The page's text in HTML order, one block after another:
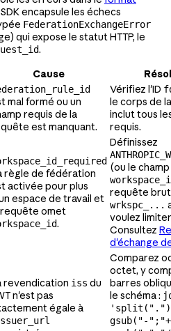
encapsule les échecs
FederationExchangeError
qui expose le statut HTTP, le
.
Cause
mal formé ou un
requis de la
est manquant.
Vérifiez l'ID
le corps de
inclut tous
requis.
règle de fédération
activée pour plus
espace de travail et
requête omet
.
Définissez
(ou le
requête
wrkspc_...
voulez
Consultez
d'échange
revendication iss du
n'est pas
égale à
Comparez
octet, y
barres
le schéma :
gsub("-